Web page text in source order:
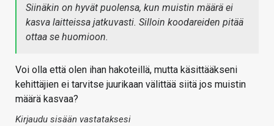
Siinäkin on hyvät puolensa, kun muistin määrä ei
kasva laitteissa jatkuvasti. Silloin koodareiden pitää
ottaa se huomioon.
Voi olla että olen ihan hakoteillä, mutta käsittääkseni
kehittäjien ei tarvitse juurikaan välittää siitä jos muistin
määrä kasvaa?
Kirjaudu sisään vastataksesi